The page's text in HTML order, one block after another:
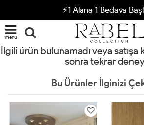
⚡1 Alana 1 Bedava
menü
İlgili ürün bulunamadı veya satışa
sonra tekrar
Bu Ürünler İlginizi